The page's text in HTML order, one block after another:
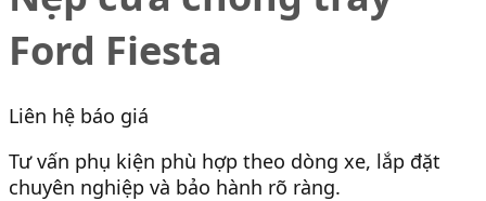
Ford Fiesta
Liên hệ báo giá
Tư vấn phụ kiện phù hợp theo dòng xe, lắp đặt
chuyên nghiệp và bảo hành rõ ràng.